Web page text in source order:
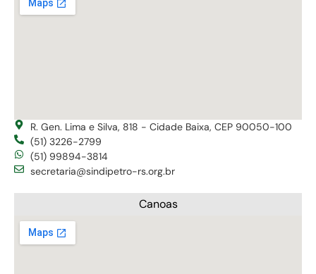
R. Gen. Lima e Silva, 818 - Cidade Baixa, CEP 90050-100
(51) 3226-2799
(51) 99894-3814
secretaria@sindipetro-rs.org.br
Canoas